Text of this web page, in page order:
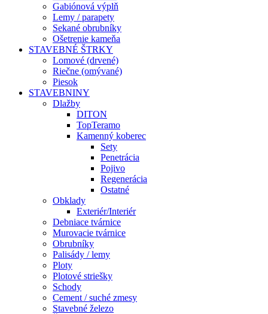
Gabiónová výplň
Lemy / parapety
Sekané obrubníky
Ošetrenie kameňa
STAVEBNÉ ŠTRKY
Lomové (drvené)
Riečne (omývané)
Piesok
STAVEBNINY
Dlažby
DITON
TopTeramo
Kamenný koberec
Sety
Penetrácia
Pojivo
Regenerácia
Ostatné
Obklady
Exteriér/Interiér
Debniace tvárnice
Murovacie tvárnice
Obrubníky
Palisády / lemy
Ploty
Plotové striešky
Schody
Cement / suché zmesy
Stavebné železo